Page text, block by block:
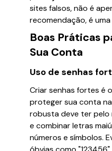
sites falsos, não é
recomendação, é
Boas Práticas
Sua Conta
Uso de senhas
Criar senhas fortes é
proteger sua conta
robusta deve ter pelo
e combinar letras
números e símbolos.